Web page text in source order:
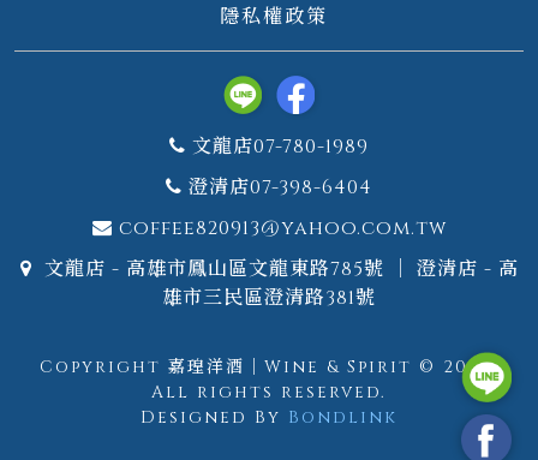
隱私權政策
文龍店07-780-1989
澄清店07-398-6404
coffee820913@yahoo.com.tw
文龍店 - 高雄市鳳山區文龍東路785號 ｜ 澄清店 - 高
雄市三民區澄清路381號
Copyright 嘉瑝洋酒｜Wine & Spirit © 2026.
All rights reserved.
Designed By Bondlink